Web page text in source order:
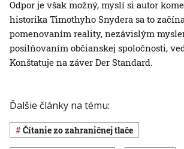
Odpor je však možný, myslí si autor
historika Timothyho Snydera sa to
pomenovaním reality, nezávislým
posilňovaním občianskej spoločnosti,
Konštatuje na záver Der Standard.
Ďalšie články na tému:
Čítanie zo zahraničnej tlače